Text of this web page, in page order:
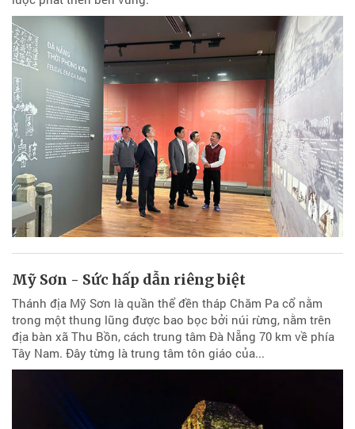
Mỹ Sơn - Sức hấp dẫn riêng biệt
Thánh địa Mỹ Sơn là quần thể đền tháp Chăm Pa cổ nằm
trong một thung lũng được bao bọc bởi núi rừng, nằm trên
địa bàn xã Thu Bồn, cách trung tâm Đà Nẵng 70 km về phía
Tây Nam. Đây từng là trung tâm tôn giáo của...